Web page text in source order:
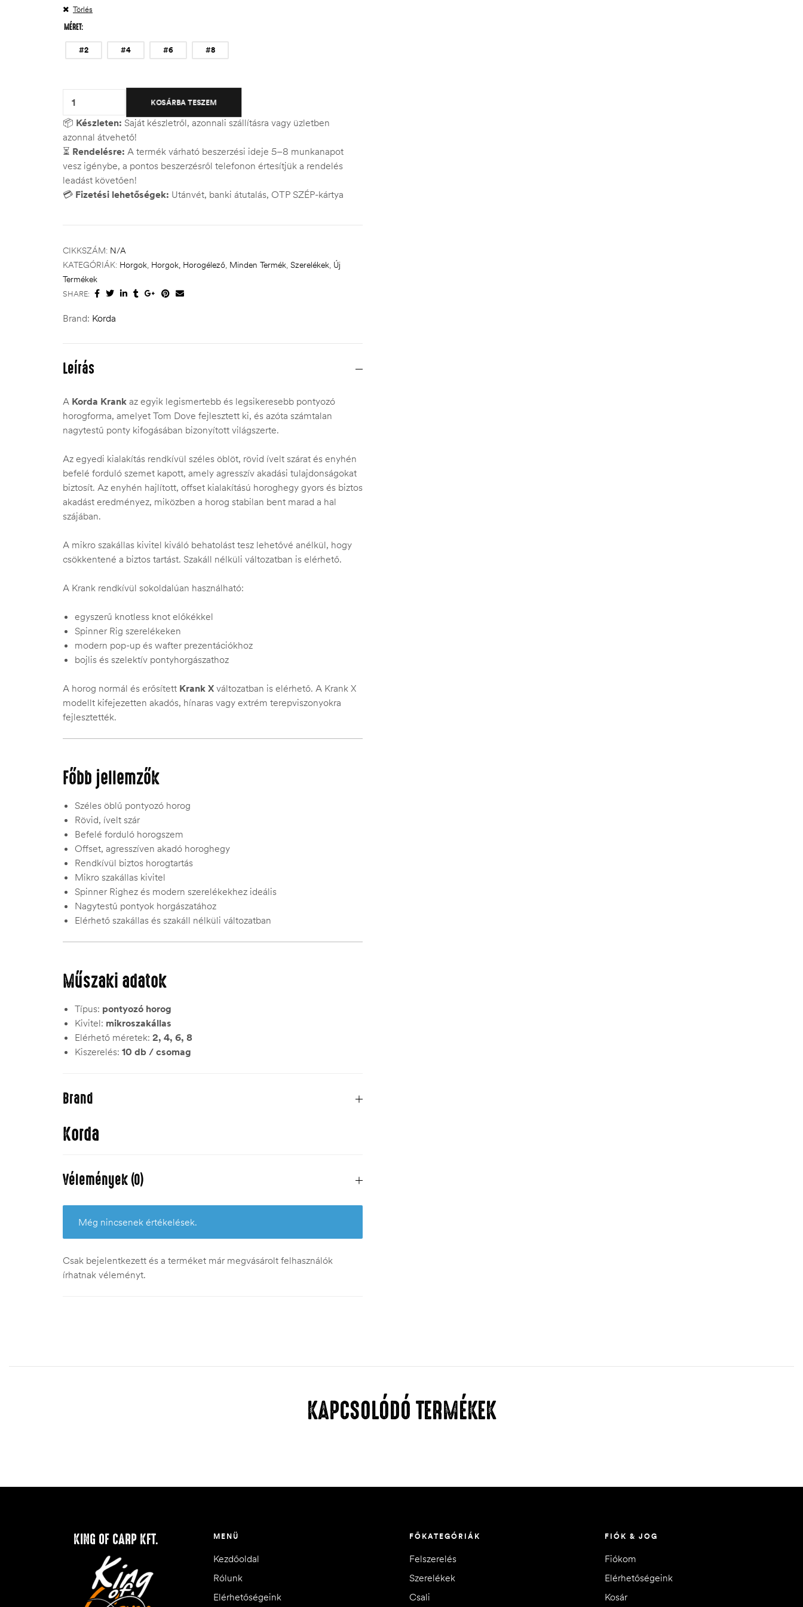
MÉRET
#2 #4 #6 #8
Törlés
KOSÁRBA TESZEM
📦 Készleten: Saját készletről, azonnali szállításra vagy üzletben
azonnal átvehető!
⏳ Rendelésre: A termék várható beszerzési ideje 5–8 munkanapot
vesz igénybe, a pontos beszerzésről telefonon értesítjük a rendelés
leadást követően!
💳 Fizetési lehetőségek: Utánvét, banki átutalás, OTP SZÉP-kártya
CIKKSZÁM: N/A
KATEGÓRIÁK: Horgok, Horgok, Horogélező, Minden Termék, Szerelékek, Új
Termékek
SHARE:
Brand: Korda
Leírás
A Korda Krank az egyik legismertebb és legsikeresebb pontyozó
horogforma, amelyet Tom Dove fejlesztett ki, és azóta számtalan
nagytestű ponty kifogásában bizonyított világszerte.
Az egyedi kialakítás rendkívül széles öblöt, rövid ívelt szárat és enyhén
befelé forduló szemet kapott, amely agresszív akadási tulajdonságokat
biztosít. Az enyhén hajlított, offset kialakítású horoghegy gyors és biztos
akadást eredményez, miközben a horog stabilan bent marad a hal
szájában.
A mikro szakállas kivitel kiváló behatolást tesz lehetővé anélkül, hogy
csökkentené a biztos tartást. Szakáll nélküli változatban is elérhető.
A Krank rendkívül sokoldalúan használható:
egyszerű knotless knot előkékkel
Spinner Rig szerelékeken
modern pop-up és wafter prezentációkhoz
bojlis és szelektív pontyhorgászathoz
A horog normál és erősített Krank X változatban is elérhető. A Krank X
modellt kifejezetten akadós, hínaras vagy extrém terepviszonyokra
fejlesztették.
Főbb jellemzők
Széles öblű pontyozó horog
Rövid, ívelt szár
Befelé forduló horogszem
Offset, agresszíven akadó horoghegy
Rendkívül biztos horogtartás
Mikro szakállas kivitel
Spinner Righez és modern szerelékekhez ideális
Nagytestű pontyok horgászatához
Elérhető szakállas és szakáll nélküli változatban
Műszaki adatok
Típus: pontyozó horog
Kivitel: mikroszakállas
Elérhető méretek: 2, 4, 6, 8
Kiszerelés: 10 db / csomag
Brand
Korda
Vélemények (0)
Még nincsenek értékelések.
Csak bejelentkezett és a terméket már megvásárolt felhasználók
írhatnak véleményt.
KAPCSOLÓDÓ TERMÉKEK
KING OF CARP KFT. MENÜ
Kezdőoldal
Rólunk
Elérhetőségeink
FŐKATEGÓRIÁK
Felszerelés
Szerelékek
Csali
FIÓK & JOG
Fiókom
Elérhetőségeink
Kosár